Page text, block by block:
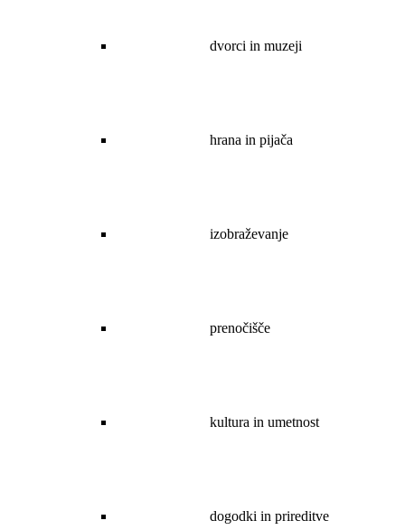
dvorci in muzeji
hrana in pijača
izobraževanje
prenočišče
kultura in umetnost
dogodki in prireditve